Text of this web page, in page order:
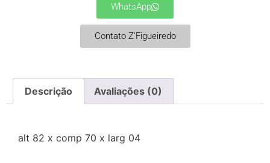
WhatsApp
Contato Z'Figueiredo
Descrição Avaliações (0)
alt 82 x comp 70 x larg 04